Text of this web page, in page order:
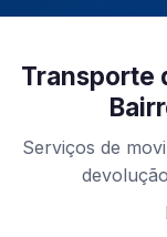
Transporte
Serviços de